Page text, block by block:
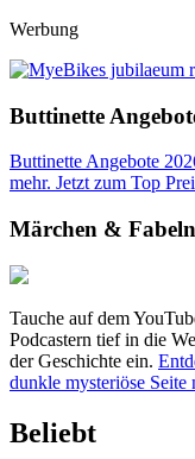
Werbung
Buttinette
Buttinette Angebote
mehr. Jetzt zum Top
Märchen & Fabeln
Tauche auf dem
Podcastern tief in die
der Geschichte ein.
dunkle mysteriöse
Beliebt